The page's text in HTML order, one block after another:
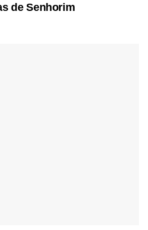
de Senhorim